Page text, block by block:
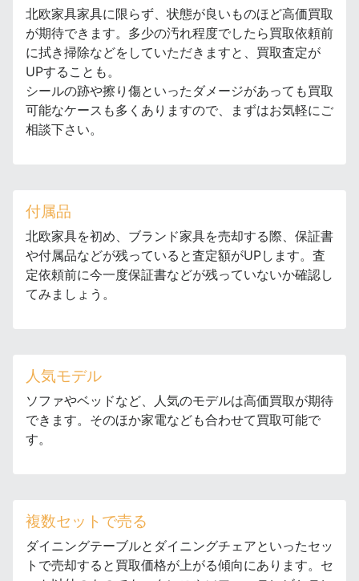
北欧家具家具に限らず、状態が良いものほど高価買取
が期待できます。多少の汚れ程度でしたら買取依頼前
に拭き掃除などをしていただきますと、買取査定が
UPすることも。
シールの跡や擦り傷といったダメージがあっても買取
可能なケースも多くありますので、まずはお気軽にご
相談下さい。
付属品
北欧家具を初め、ブランド家具を売却する際、保証書
や付属品などが残っていると査定額がUPします。査
定依頼前に今一度保証書などが残っていないか確認し
てみましょう。
人気モデル
ソファやベッドなど、人気のモデルは高価買取が期待
できます。そのほか家電なども合わせて買取可能で
す。
複数セットで売る
ダイニングテーブルとダイニングチェアといったセッ
トで売却すると買取価格が上がる傾向にあります。セ